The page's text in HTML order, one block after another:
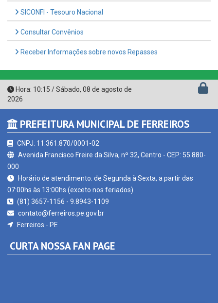
Consultar Convênios
Receber Informações sobre novos Repasses
Hora:10:15/Sábado,08 de agosto de
2026
PREFEITURA MUNICIPAL DE FERREIROS
CNPJ: 11.361.870/0001-02
000
Horário de atendimento: de Segunda à Sexta, a partir das
contato@ferreiros.pe.gov.br
Ferreiros - PE
CURTA NOSSA FAN PAGE